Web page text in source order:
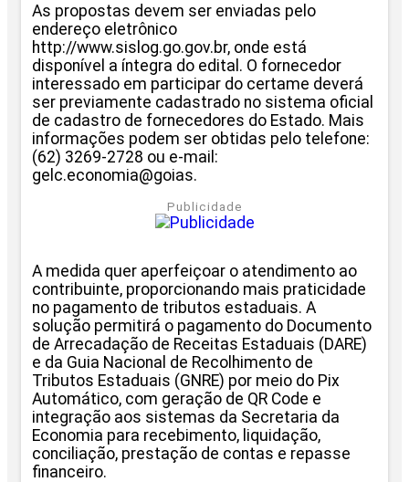
As propostas devem ser enviadas pelo
endereço eletrônico
http://www.sislog.go.gov.br, onde está
disponível a íntegra do edital. O fornecedor
interessado em participar do certame deverá
ser previamente cadastrado no sistema oficial
de cadastro de fornecedores do Estado. Mais
informações podem ser obtidas pelo telefone:
(62) 3269-2728 ou e-mail:
gelc.economia@goias.
Publicidade
A medida quer aperfeiçoar o atendimento ao
contribuinte, proporcionando mais praticidade
no pagamento de tributos estaduais. A
solução permitirá o pagamento do Documento
de Arrecadação de Receitas Estaduais (DARE)
e da Guia Nacional de Recolhimento de
Tributos Estaduais (GNRE) por meio do Pix
Automático, com geração de QR Code e
integração aos sistemas da Secretaria da
Economia para recebimento, liquidação,
conciliação, prestação de contas e repasse
financeiro.